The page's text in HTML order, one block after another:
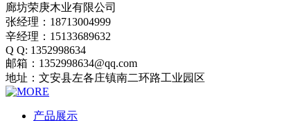
廊坊荣庚木业有限公司
张经理：18713004999
辛经理：15133689632
Q Q: 1352998634
邮箱：1352998634@qq.com
地址：文安县左各庄镇南二环路工业园区
产品展示